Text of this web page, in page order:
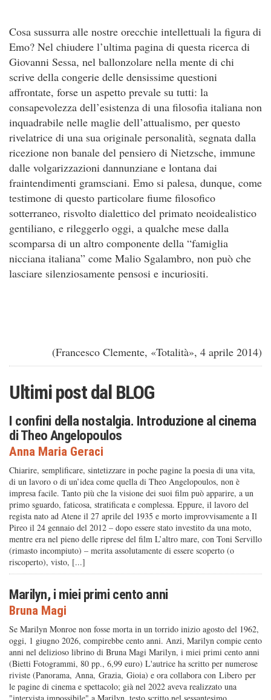
Cosa sussurra alle nostre orecchie intellettuali la figura di
Emo? Nel chiudere l’ultima pagina di questa ricerca di
Giovanni Sessa, nel ballonzolare nella mente di chi
scrive della congerie delle densissime questioni
affrontate, forse un aspetto prevale su tutti: la
consapevolezza dell’esistenza di una filosofia italiana non
inquadrabile nelle maglie dell’attualismo, per questo
rivelatrice di una sua originale personalità, segnata dalla
ricezione non banale del pensiero di Nietzsche, immune
dalle volgarizzazioni dannunziane e lontana dai
fraintendimenti gramsciani. Emo si palesa, dunque, come
testimone di questo particolare fiume filosofico
sotterraneo, risvolto dialettico del primato neoidealistico
gentiliano, e rileggerlo oggi, a qualche mese dalla
scomparsa di un altro componente della “famiglia
nicciana italiana” come Malio Sgalambro, non può che
lasciare silenziosamente pensosi e incuriositi.
(Francesco Clemente, «Totalità», 4 aprile 2014)
Ultimi post dalBLOG
I confini della nostalgia. Introduzione al cinema
di Theo Angelopoulos
Anna Maria Geraci
Chiarire, semplificare, sintetizzare in poche pagine la poesia di una vita,
di un lavoro o di un’idea come quella di Theo Angelopoulos, non è
impresa facile. Tanto più che la visione dei suoi film può apparire, a un
primo sguardo, faticosa, stratificata e complessa. Eppure, il lavoro del
regista nato ad Atene il 27 aprile del 1935 e morto improvvisamente a Il
Pireo il 24 gennaio del 2012 – dopo essere stato investito da una moto,
mentre era nel pieno delle riprese del film L’altro mare, con Toni Servillo
(rimasto incompiuto) – merita assolutamente di essere scoperto (o
riscoperto), visto, [...]
Marilyn, i miei primi cento anni
Bruna Magi
Se Marilyn Monroe non fosse morta in un torrido inizio agosto del 1962,
oggi, 1 giugno 2026, compirebbe cento anni. Anzi, Marilyn compie cento
anni nel delizioso librino di Bruna Magi Marilyn, i miei primi cento anni
(Bietti Fotogrammi, 80 pp., 6,99 euro) L'autrice ha scritto per numerose
riviste (Panorama, Anna, Grazia, Gioia) e ora collabora con Libero per
le pagine di cinema e spettacolo; già nel 2022 aveva realizzato una